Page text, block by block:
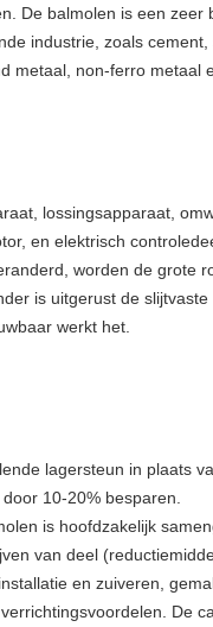
De balmolen is een zeer
industrie, zoals cement,
metaal, non-ferro metaal
lossingsapparaat,
en elektrisch
worden de grote
is uitgerust de
werkt het.
lagersteun in plaats
10-20% besparen.
is hoofdzakelijk
van deel
en zuiveren,
De